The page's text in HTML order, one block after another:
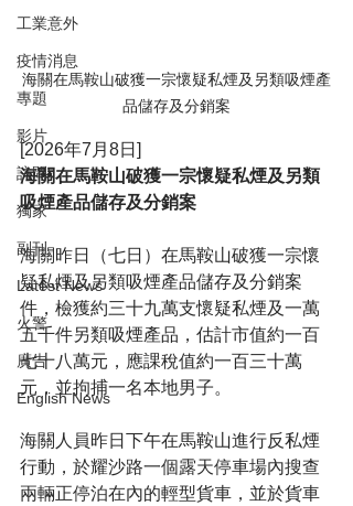
工業意外
疫情消息
專題
影片
訪問
獨家
副刊
Latest News
火警
廣告
English News
海關在馬鞍山破獲一宗懷疑私煙及另類吸煙產
品儲存及分銷案
[2026年7月8日]
海關在馬鞍山破獲一宗懷疑私煙及另類
吸煙產品儲存及分銷案
海關昨日（七日）在馬鞍山破獲一宗懷
疑私煙及另類吸煙產品儲存及分銷案
件，檢獲約三十九萬支懷疑私煙及一萬
五千件另類吸煙產品，估計市值約一百
七十八萬元，應課稅值約一百三十萬
元，並拘捕一名本地男子。
海關人員昨日下午在馬鞍山進行反私煙
行動，於耀沙路一個露天停車場內搜查
兩輛正停泊在內的輕型貨車，並於貨車